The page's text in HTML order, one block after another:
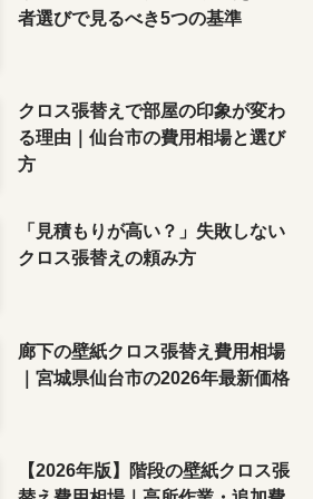
者選びで見るべき5つの基準
クロス張替えで部屋の印象が変わ
る理由｜仙台市の費用相場と選び
方
「見積もりが高い？」失敗しない
クロス張替えの頼み方
廊下の壁紙クロス張替え費用相場
｜宮城県仙台市の2026年最新価格
【2026年版】階段の壁紙クロス張